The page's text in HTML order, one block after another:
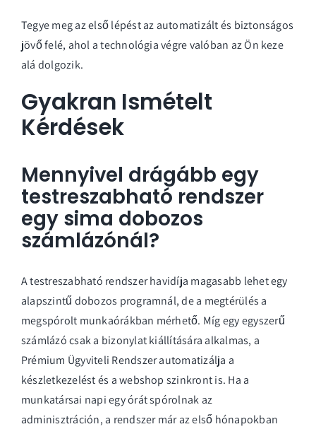
Tegye meg az első lépést az automatizált és biztonságos
jövő felé, ahol a technológia végre valóban az Ön keze
alá dolgozik.
Gyakran Ismételt
Kérdések
Mennyivel drágább egy
testreszabható rendszer
egy sima dobozos
számlázónál?
A testreszabható rendszer havidíja magasabb lehet egy
alapszintű dobozos programnál, de a megtérülés a
megspórolt munkaórákban mérhető. Míg egy egyszerű
számlázó csak a bizonylat kiállítására alkalmas, a
Prémium Ügyviteli Rendszer automatizálja a
készletkezelést és a webshop szinkront is. Ha a
munkatársai napi egy órát spórolnak az
adminisztráción, a rendszer már az első hónapokban